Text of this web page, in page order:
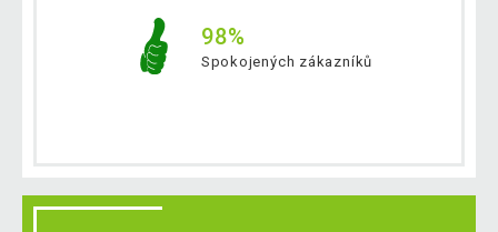
98%
Spokojených zákazníků